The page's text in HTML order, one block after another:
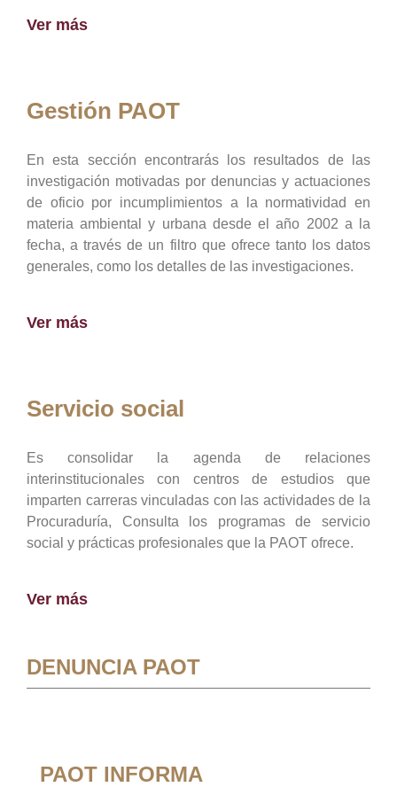
Ver más
Gestión PAOT
En esta sección encontrarás los resultados de las
investigación motivadas por denuncias y actuaciones
de oficio por incumplimientos a la normatividad en
materia ambiental y urbana desde el año 2002 a la
fecha, a través de un filtro que ofrece tanto los datos
generales, como los detalles de las investigaciones.
Ver más
Servicio social
Es consolidar la agenda de relaciones
interinstitucionales con centros de estudios que
imparten carreras vinculadas con las actividades de la
Procuraduría, Consulta los programas de servicio
social y prácticas profesionales que la PAOT ofrece.
Ver más
DENUNCIA PAOT
PAOT INFORMA